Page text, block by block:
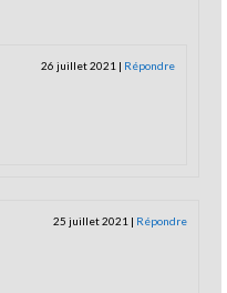
26 juillet 2021 | Répondre
25 juillet 2021 | Répondre